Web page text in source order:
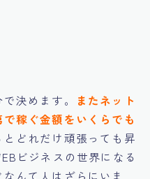
決めます。
またネット
稼ぐ金額をいくらでも
どれだけ頑張っても昇
ビジネスの世界になる
んて人はざらにいま